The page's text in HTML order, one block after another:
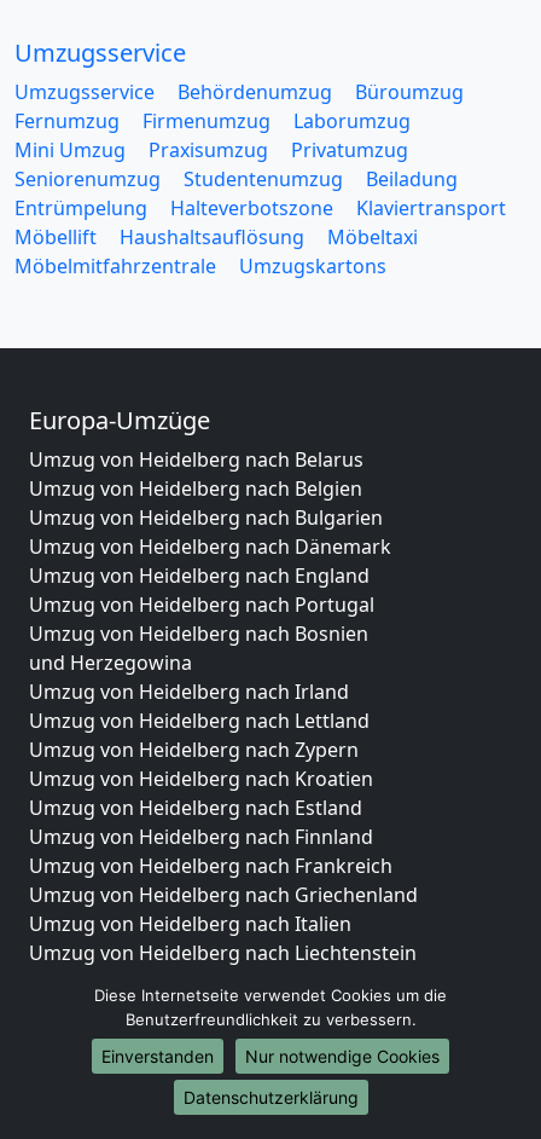
Umzugsservice
Umzugsservice Behördenumzug
Büroumzug
Fernumzug
Firmenumzug
Laborumzug
Mini Umzug
Praxisumzug
Privatumzug
Seniorenumzug
Studentenumzug
Beiladung
Entrümpelung
Halteverbotszone
Klaviertransport
Möbellift
Haushaltsauflösung
Möbeltaxi
Möbelmitfahrzentrale
Umzugskartons
Europa-Umzüge
Umzug von Heidelberg nach Belarus
Umzug von Heidelberg nach Belgien
Umzug von Heidelberg nach Bulgarien
Umzug von Heidelberg nach Dänemark
Umzug von Heidelberg nach England
Umzug von Heidelberg nach Portugal
Umzug von Heidelberg nach Bosnien
und Herzegowina
Umzug von Heidelberg nach Irland
Umzug von Heidelberg nach Lettland
Umzug von Heidelberg nach Zypern
Umzug von Heidelberg nach Kroatien
Umzug von Heidelberg nach Estland
Umzug von Heidelberg nach Finnland
Umzug von Heidelberg nach Frankreich
Umzug von Heidelberg nach Griechenland
Umzug von Heidelberg nach Italien
Umzug von Heidelberg nach Liechtenstein
Umzug von Heidelberg nach Niederlande
Umzug von Heidelberg nach Norwegen
Umzüge-Deutschlandweit
Diese Internetseite verwendet Cookies um die
Benutzerfreundlichkeit zu verbessern.
Einverstanden
Nur notwendige Cookies
Datenschutzerklärung